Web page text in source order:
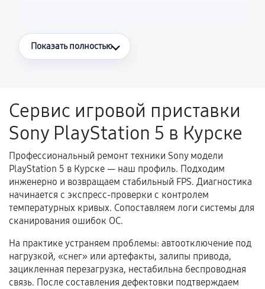
Что считается гарантийным случаем
Поломка установленной детали при
нормальной эксплуатации в течение
гарантийного срока.
Несоответствие комплектующей заявленным
техническим характеристикам.
Документы для подтверждения
гарантии
Гарантийный талон.
Акт выполненных работ с датой, перечнем
Показать полностью
Сервис игровой приставки
Sony PlayStation 5 в Курске
Профессиональный ремонт техники Sony модели
PlayStation 5 в Курске — наш профиль. Подходим
инженерно и возвращаем стабильный FPS. Диагностика
начинается с экспресс-проверки с контролем
температурных кривых. Сопоставляем логи системы для
сканирования ошибок ОС.
На практике устраняем проблемы: автоотключение под
нагрузкой, «снег» или артефакты, залипы привода,
зацикленная перезагрузка, нестабильна беспроводная
связь. После составления дефектовки подтверждаем